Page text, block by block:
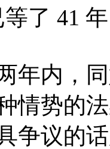
了 41
年内，
情势的
争议的